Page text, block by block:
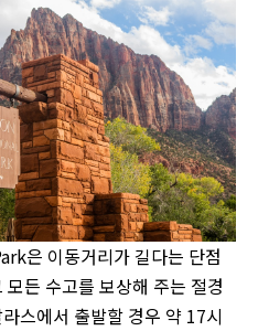
은 이동거리가 길다는 단점
모든 수고를 보상해 주는 절경
스에서 출발할 경우 약 17시